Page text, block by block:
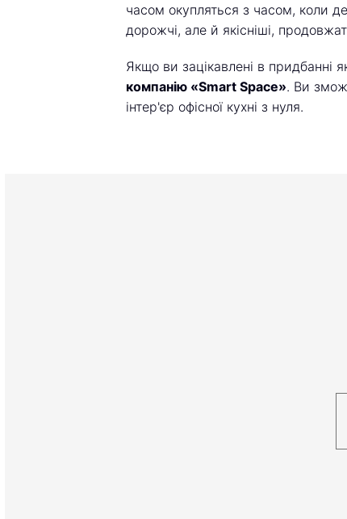
часом окупляться з часом, коли
дорожчі, але й якісніші,
Якщо ви зацікавлені в придбанні
компанію «Smart Space». Ви
інтер'єр офісної кухні з нуля.